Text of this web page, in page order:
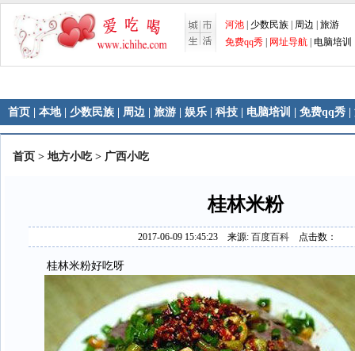
河池 少数民族 周边
旅游
免费qq秀
网址导航 电脑培训
首页 本地| 少数民族 周边 旅游 娱乐 科技 电脑培训 免费qq秀
首页 > 地方小吃> 广西小吃
桂林米粉
2017-06-09 15:45:23 来源:百度百科 点击数：
桂林米粉好吃呀